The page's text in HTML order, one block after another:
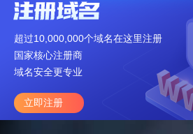
超过10,000,000个域名在这里注册
国家核心注册商
域名安全更专业
立即注册